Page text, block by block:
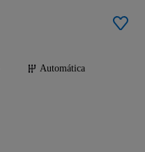
Automática